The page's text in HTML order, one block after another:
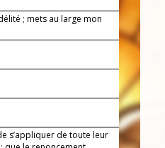
; mets au large mon
s’appliquer de toute leur